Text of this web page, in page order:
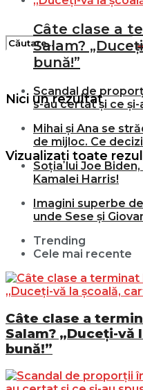
Nici un rezultat
Vizualizați toate
Câte clase a
Salam?
bună!”
Scandal de
s-au certat și ce și-
Mihai și Ana se
de mijloc. Ce
Soția lui Joe
Kamalei Harris!
Imagini superbe
unde Sese și
Trending
Cele mai recente
Câte clase a
Salam? „Duceți-vă
bună!”